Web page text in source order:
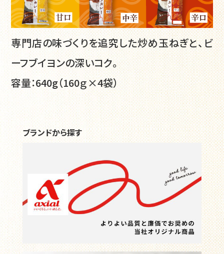
よくある質問 お問い合わせ 個人情報保護方針
専門店の味づくりを追究した炒め玉ねぎと、ビ
ーフブイヨンの深いコク。
容量：640g（160ｇ×4袋）
ブランドから探す